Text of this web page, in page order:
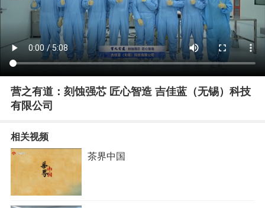
营之有道：刻蚀强芯 匠心智造 吉佳蓝（无锡）科技
有限公司
相关视频
茶界中国